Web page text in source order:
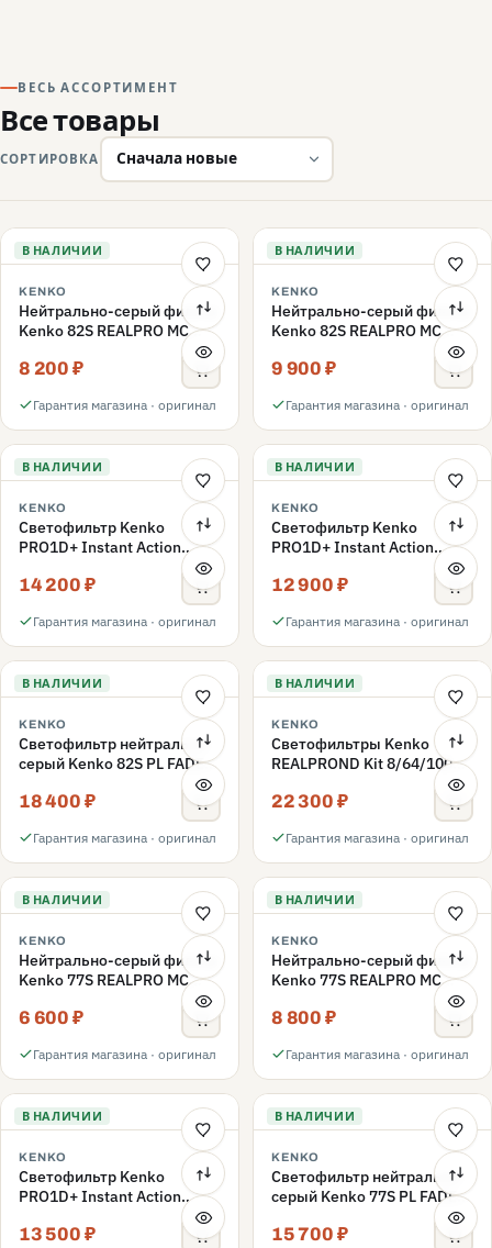
ВЕСЬ АССОРТИМЕНТ
Все товары
СОРТИРОВКА
В НАЛИЧИИ
KENKO
Нейтрально-серый фильтр
Kenko 82S REALPRO MC
8 200 ₽
Гарантия магазина · оригинал
В НАЛИЧИИ
KENKO
Нейтрально-серый фильтр
Kenko 82S REALPRO MC
9 900 ₽
Гарантия магазина · оригинал
В НАЛИЧИИ
KENKO
Светофильтр Kenko
PRO1D+ Instant Action
Variable NDX3-450+C-PLS
переменной плотности
14 200 ₽
Гарантия магазина · оригинал
В НАЛИЧИИ
KENKO
Светофильтр Kenko
PRO1D+ Instant Action
Variable NDX3-450+C-PL
переменной плотности
12 900 ₽
Гарантия магазина · оригинал
В НАЛИЧИИ
KENKO
Светофильтр нейтрально-
серый Kenko 82S PL FADER
с переменной плотностью
ND3-ND400 82mm
18 400 ₽
Гарантия магазина · оригинал
В НАЛИЧИИ
KENKO
Светофильтры Kenko
REALPROND Kit 8/64/1000
22 300 ₽
Гарантия магазина · оригинал
В НАЛИЧИИ
KENKO
Нейтрально-серый фильтр
Kenko 77S REALPRO MC
6 600 ₽
Гарантия магазина · оригинал
В НАЛИЧИИ
KENKO
Нейтрально-серый фильтр
Kenko 77S REALPRO MC
8 800 ₽
Гарантия магазина · оригинал
В НАЛИЧИИ
KENKO
Светофильтр Kenko
PRO1D+ Instant Action
Variable NDX3-450+C-PL
переменной плотности
13 500 ₽
В НАЛИЧИИ
KENKO
Светофильтр нейтрально-
серый Kenko 77S PL FADER
с переменной плотностью
ND3-ND400 77mm
15 700 ₽